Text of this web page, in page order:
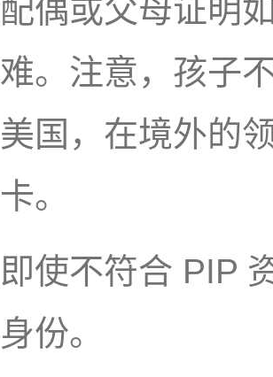
配偶或父母证明
难。注意，孩子
美国，在境外的
卡。
即使不符合 PIP
身份。